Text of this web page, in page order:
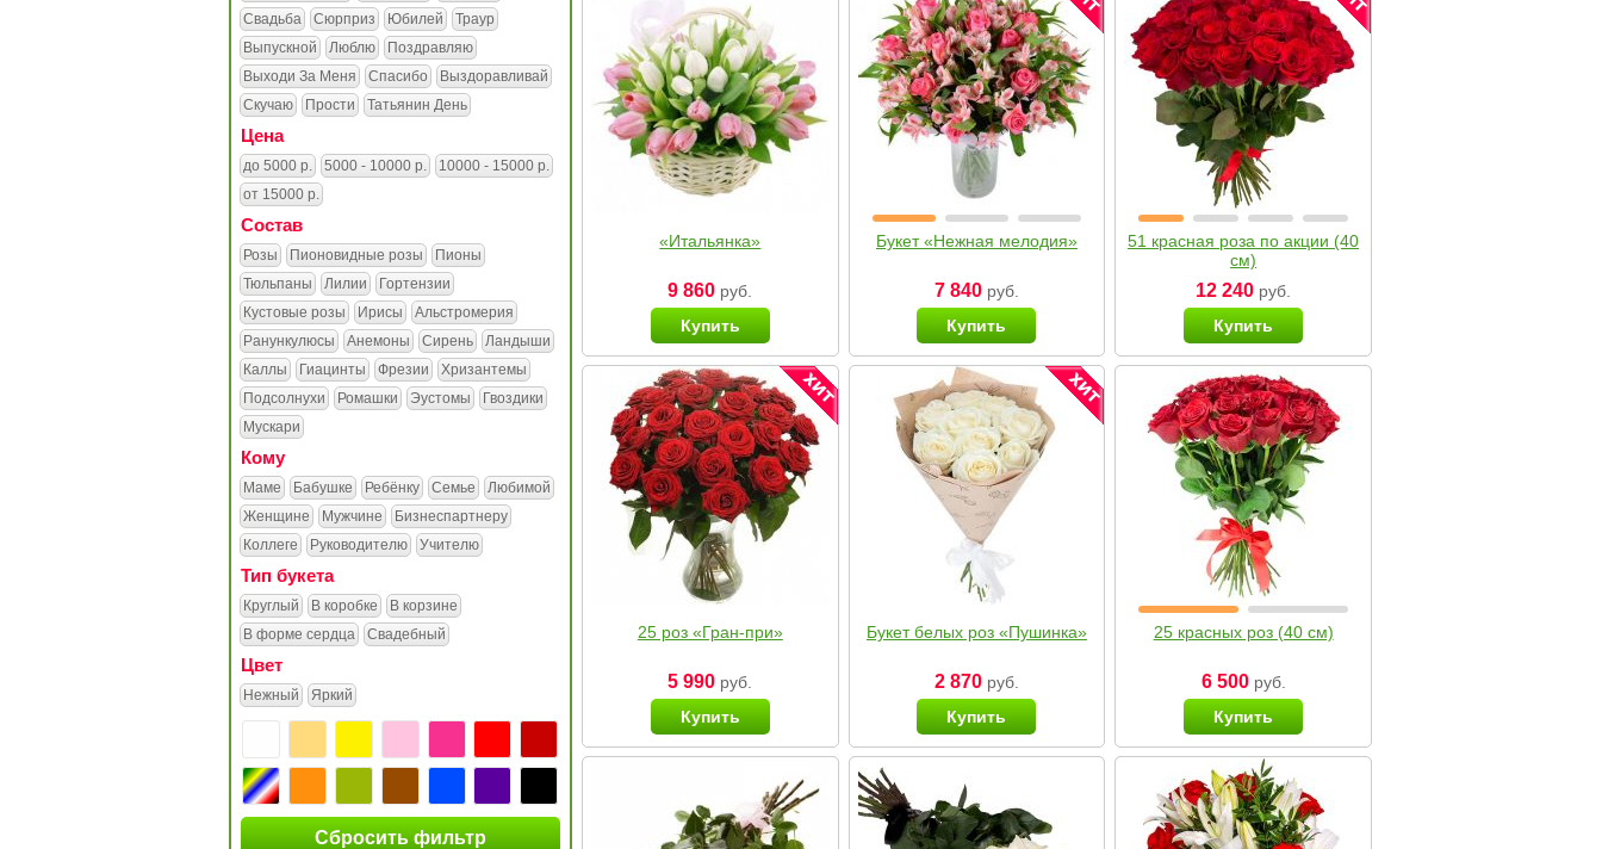
Свадьба
Сюрприз Юбилей
Траур
Выпускной
Люблю
Поздравляю
Выходи За Меня
Спасибо
Выздоравливай
Скучаю
Прости Татьянин День
Цена
до 5000 р. 5000 - 10000 р.
10000 - 15000 р.
от 15000 р.
Состав
Розы Пионовидные розы
Пионы
Тюльпаны
Лилии
Гортензии
Кустовые розы
Ирисы
Альстромерия
Ранункулюсы
Анемоны Сирень
Ландыши
Каллы
Гиацинты Фрезии
Хризантемы
Подсолнухи
Ромашки Эустомы
Гвоздики
Мускари
Кому
Маме Бабушке Ребёнку Семье
Любимой
Женщине
Мужчине
Бизнеспартнеру
Коллеге
Руководителю Учителю
Тип букета
Круглый В коробке
В корзине
В форме сердца
Свадебный
Цвет
Нежный Яркий
Сбросить фильтр
«Итальянка»
9 860 руб.
Купить
Букет «Нежная мелодия»
7 840руб.
Купить
51 красная роза по акции (40
см)
12 240 руб.
Купить
25 роз «Гран-при»
5 990 руб.
Купить
Букет белых роз «Пушинка»
2 870руб.
Купить
25 красных роз (40 см)
6 500руб.
Купить